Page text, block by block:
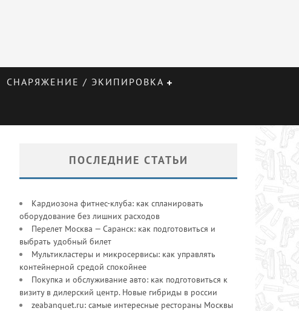
СНАРЯЖЕНИЕ / ЭКИПИРОВКА
ПОСЛЕДНИЕ СТАТЬИ
Кардиозона фитнес-клуба: как спланировать
оборудование без лишних расходов
Перелет Москва — Саранск: как подготовиться и
выбрать удобный билет
Мультикластеры и микросервисы: как управлять
контейнерной средой спокойнее
Покупка и обслуживание авто: как подготовиться к
визиту в дилерский центр. Новые гибриды в россии
zeabanquet.ru: самые интересные рестораны Москвы